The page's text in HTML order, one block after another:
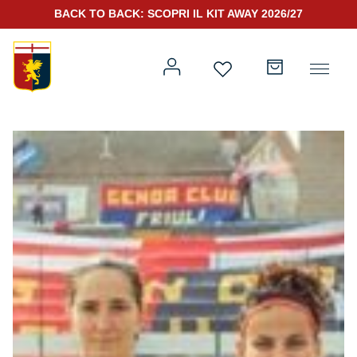
Prima squadra
Prima squadra
Genoa for Special
Kit Gara 2026/27
Training
Rappresentanza
Kit Gara 25/26
BACK TO BACK: SCOPRI IL KIT AWAY 2026/27